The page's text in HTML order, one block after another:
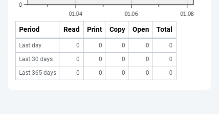
Period Read Print Copy Open Total
Last day 0 0 0 0
0
Last 30 days
0 0 0 0
0
Last 365 days
0 0 0 0 0